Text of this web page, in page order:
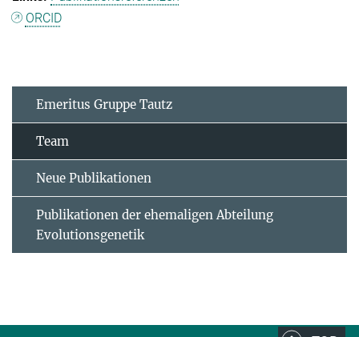
ORCID
Emeritus Gruppe Tautz
Team
Neue Publikationen
Publikationen der ehemaligen Abteilung
Evolutionsgenetik